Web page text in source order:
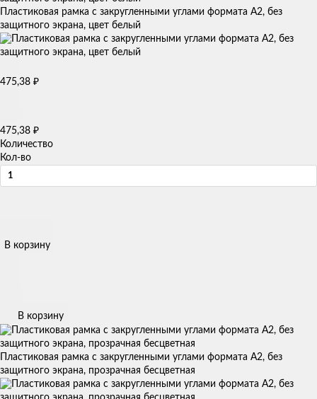
Пластиковая рамка с закругленными углами формата А2, без
защитного экрана, цвет белый
475,38 ₽
475,38 ₽
Количество
Кол-во
В корзину
В корзину
Пластиковая рамка с закругленными углами формата А2, без
защитного экрана, прозрачная бесцветная